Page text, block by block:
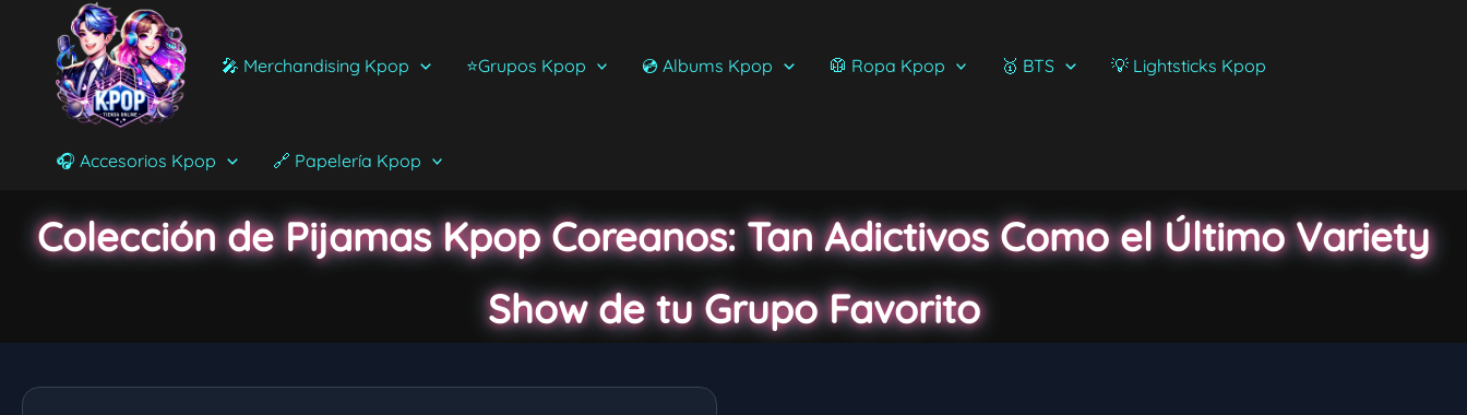
contenido
🎤 Merchandising Kpop ⭐Grupos Kpop 💿 Albums Kpop 🥼 Ropa Kpop 🥇 BTS 💡 Lightsticks Kpop
🎧 Accesorios Kpop 🔗 Papelería Kpop
Colección de Pijamas Kpop Coreanos: Tan Adictivos Como el Último Variety
Show de tu Grupo Favorito